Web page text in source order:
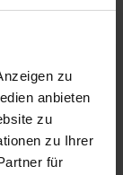
zu
anbieten
zu
zu Ihrer
für